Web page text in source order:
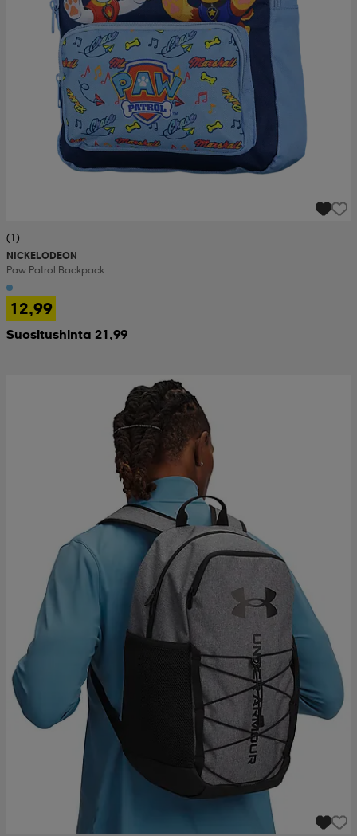
(1)
NICKELODEON
Paw Patrol Backpack
12,99
Suositushinta 21,99